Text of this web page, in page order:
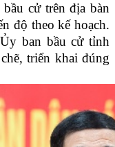
cử trên địa bàn
độ theo kế hoạch.
ban bầu cử tỉnh
triển khai đúng